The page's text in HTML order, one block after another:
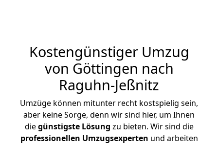
Kostengünstiger Umzug
von Göttingen nach
Raguhn-Jeßnitz
Umzüge können mitunter recht kostspielig sein,
aber keine Sorge, denn wir sind hier, um Ihnen
diegünstigste Lösung zu bieten. Wir sind die
professionellen Umzugsexperten und arbeiten